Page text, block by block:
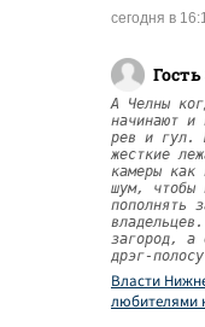
сегодня в
А Челны
начинают и
рев и гул.
жесткие
камеры
шум, чтобы
пополнять
загород, а
дрэг-
Власти
любителями